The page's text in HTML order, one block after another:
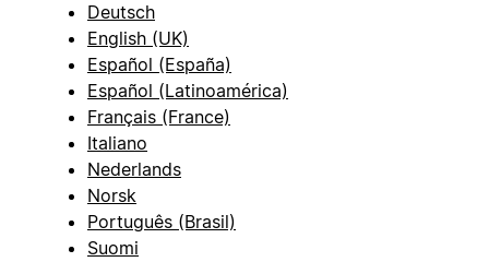
Deutsch
English (UK)
Español (España)
Español (Latinoamérica)
Français (France)
Italiano
Nederlands
Norsk
Português (Brasil)
Suomi